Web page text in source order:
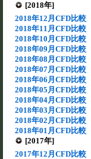
[2018年]
2018年12月CFD比較
2018年11月CFD比較
2018年10月CFD比較
2018年09月CFD比較
2018年08月CFD比較
2018年07月CFD比較
2018年06月CFD比較
2018年05月CFD比較
2018年04月CFD比較
2018年03月CFD比較
2018年02月CFD比較
2018年01月CFD比較
[2017年]
2017年12月CFD比較